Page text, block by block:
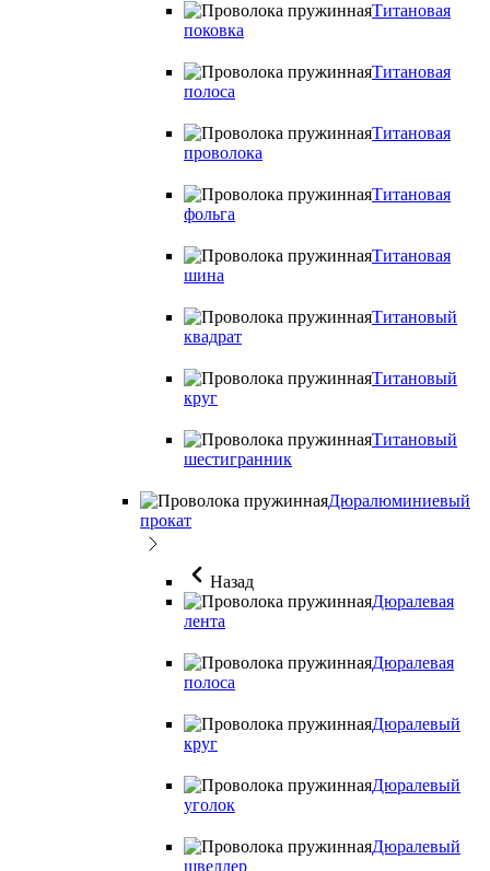
Титановая
поковка
Титановая
полоса
Титановая
проволока
Титановая
фольга
Титановая
шина
Титановый
квадрат
Титановый
круг
Титановый
шестигранник
Дюралюминиевый
прокат
Назад
Дюралевая
лента
Дюралевая
полоса
Дюралевый
круг
Дюралевый
уголок
Дюралевый
швеллер